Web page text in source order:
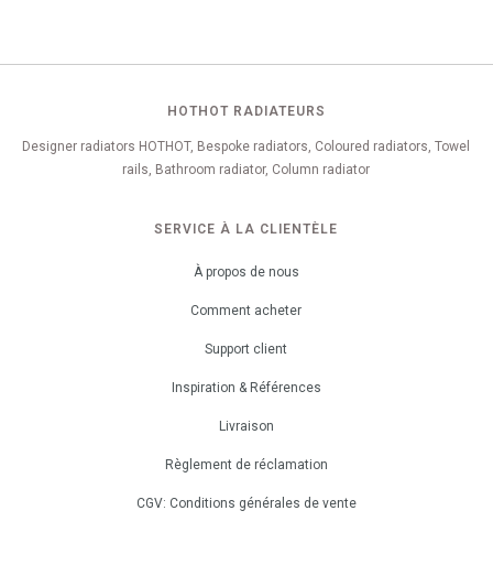
HOTHOT RADIATEURS
Designer radiators HOTHOT, Bespoke radiators, Coloured radiators, Towel
rails, Bathroom radiator, Column radiator
SERVICE À LA CLIENTÈLE
À propos de nous
Comment acheter
Support client
Inspiration & Références
Livraison
Règlement de réclamation
CGV: Conditions générales de vente